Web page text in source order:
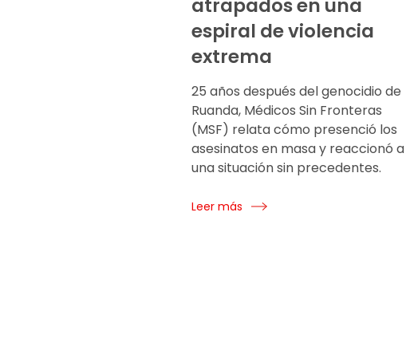
atrapados en una
espiral de violencia
extrema
25 años después del genocidio de
Ruanda, Médicos Sin Fronteras
(MSF) relata cómo presenció los
asesinatos en masa y reaccionó a
una situación sin precedentes.
Leer más